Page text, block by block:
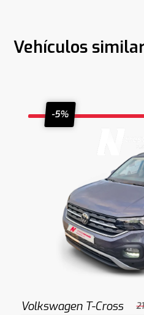
Vehículos
-5%
Volkswagen T-Cross